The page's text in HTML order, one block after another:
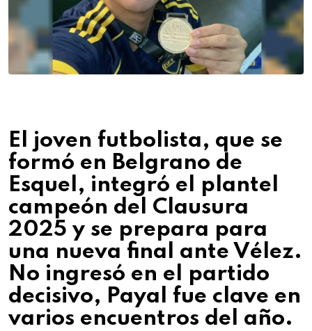
El joven futbolista, que se
formó en Belgrano de
Esquel, integró el plantel
campeón del Clausura
2025 y se prepara para
una nueva final ante Vélez.
No ingresó en el partido
decisivo, Payal fue clave en
varios encuentros del año.